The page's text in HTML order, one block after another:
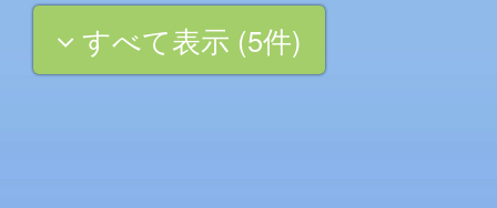
すべて表示 (5件)